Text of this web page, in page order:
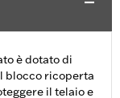
è dotato di
blocco ricoperta
il telaio e